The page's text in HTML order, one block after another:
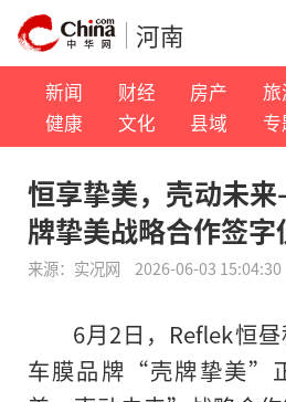
河南
新闻 财经 房产 旅
健康
文化 县域
恒享挚美，壳动未
牌挚美战略合作签
来源： 实况网 2026-06-03 15:04:30
6月2日，Reflek恒
车膜品牌“壳牌挚美”